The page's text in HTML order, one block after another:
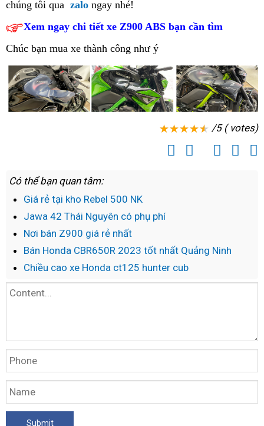
nhập
Kawasaki
Z900
2023
uy
tín
tại
Ngự
Đéc
bán
xe
Z900
quà
rẻ
đẹp
Hậu
Ngất
ngây
với
vẻ
Kawasaki
Z900
tại
Tiền
Giang
Z900
ABS
chất
tại
Phú
Thọ
lạng
Sơn
Kawasaki
Z900
ABS
lượng
tại
Phú
giá
rẻ
Z900
ABS
nhập
lậu
Kawasaki
Z900
2023
tại
Quảng
Ngãi
Nhơn
nhất
định
chúng tôi bảo
ABS
lâu
dài
qua zalo ngay nhé!
Xem ngay chi tiết xe Z900 ABS bạn cần tìm
Chúc bạn mua xe thành công như ý
/5 ( votes)
Có thể bạn quan tâm:
Giá rẻ tại kho Rebel 500 NK
Jawa 42 Thái Nguyên có phụ phí
Nơi bán Z900 giá rẻ nhất
Bán Honda CBR650R 2023 tốt nhất Quảng Ninh
Chiều cao xe Honda ct125 hunter cub